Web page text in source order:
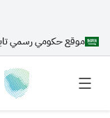
موقع حكومي رسمي